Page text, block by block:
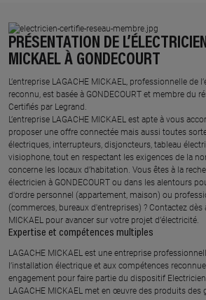
PRÉSENTATION DE
MICKAEL À GONDECOURT
L’entreprise LAGACHE MICKAEL, professionnelle de
reconnu, est basée à GONDECOURT et membre du
Certifiés par Legrand.​
L’entreprise LAGACHE MICKAEL est apte à vous
proposer une offre connectée mais aussi toutes
électriques, interrupteurs, disjoncteurs, tableau
visiophone, tout en respectant les exigences de la
concerne les locaux d’habitation. Vous êtes à la
électricien à GONDECOURT ou dans les alentours
d'ordre personnel (appartement, maison) ou
(commerces, bureaux d'entreprises) ? Contactez dès
MICKAEL pour avancer sur votre projet d’électricité.
Expertise et compétences multiples​
​LAGACHE MICKAEL est une entreprise
l’installation électrique et aux compétences
engagement pour faire partie du dispositif
LAGACHE MICKAEL met en œuvre des produits des